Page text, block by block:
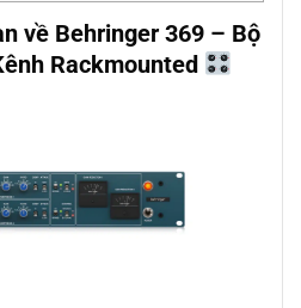
về Behringer 369 – Bộ
Rackmounted